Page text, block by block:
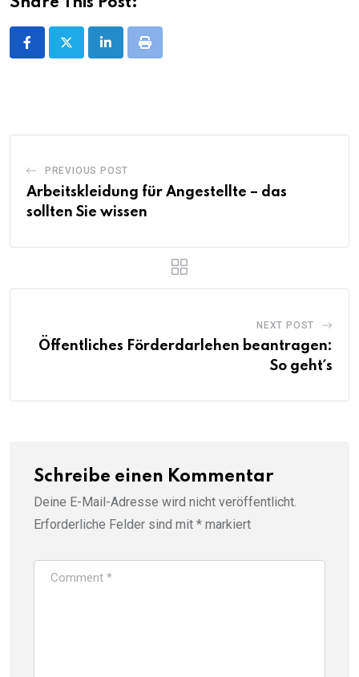
LinkedInPrint
PREVIOUS POST
Arbeitskleidung für Angestellte – das
sollten Sie wissen
NEXT POST
Öffentliches Förderdarlehen beantragen:
So geht´s
Schreibe einen Kommentar
Deine E-Mail-Adresse wird nicht veröffentlicht.
Erforderliche Felder sind mit * markiert